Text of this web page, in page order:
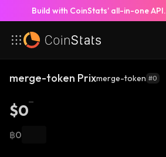
Build with CoinStats’ all-in-one API.
merge-token Prixmerge-token #0
$0
฿0